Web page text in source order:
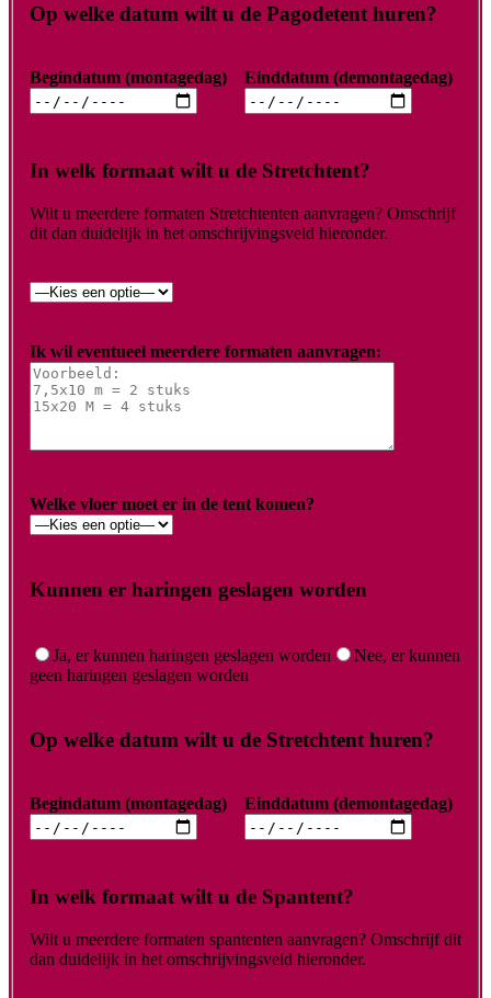
Op welke datum wilt u de Pagodetent huren?
Begindatum (montagedag) Einddatum (demontagedag)
In welk formaat wilt u de Stretchtent?
Wilt u meerdere formaten Stretchtenten aanvragen? Omschrijf
dit dan duidelijk in het omschrijvingsveld hieronder.
Ik wil eventueel meerdere formaten aanvragen:
Welke vloer moet er in de tent komen?
Kunnen er haringen geslagen worden
Ja, er kunnen haringen geslagen worden
Nee, er kunnen
geen haringen geslagen worden
Op welke datum wilt u de Stretchtent huren?
Begindatum (montagedag) Einddatum (demontagedag)
In welk formaat wilt u de Spantent?
Wilt u meerdere formaten spantenten aanvragen? Omschrijf dit
dan duidelijk in het omschrijvingsveld hieronder.